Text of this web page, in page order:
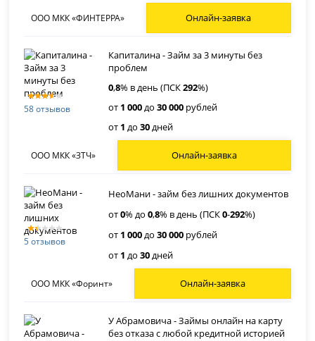
ООО МКК «ФИНТЕРРА» Онлайн-заявка
58 отзывов
Капиталина - Займ за 3 минуты без
проблем
0,8% в день (ПСК292%)
от 1 000до30 000 рублей
от 1 до30дней
ООО МКК «ЗТЧ» Онлайн-заявка
5 отзывов
НеоМани - займ без лишних документов
от0% до0,8% в день (ПСК0-292%)
от 1 000до30 000 рублей
от 1 до30дней
ООО МКК «Форинт» Онлайн-заявка
У Абрамовича - Займы онлайн на карту
без отказа с любой кредитной историей